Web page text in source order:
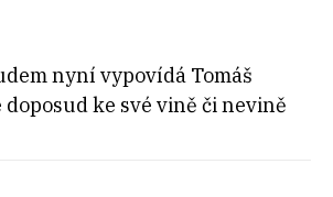
nyní vypovídá Tomáš
doposud ke své vině či nevině